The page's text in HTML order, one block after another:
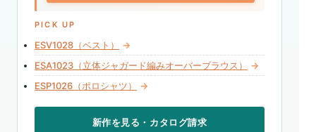
PICK UP
ESV1028（ベスト）
→
ESA1023（立体ジャガード編みオーバーブラウス）
→
ESP1026（ポロシャツ）
→
新作を見る・カタログ請求